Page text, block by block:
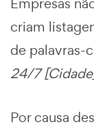
criam
de palavras-
24/7
Por causa